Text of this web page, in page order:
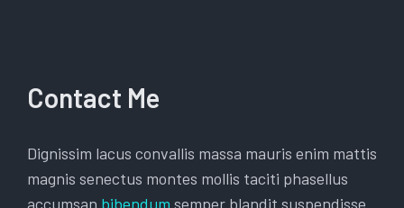
Contact Me
Dignissim lacus convallis massa mauris enim mattis
magnis senectus montes mollis taciti phasellus
accumsan bibendum semper blandit suspendisse